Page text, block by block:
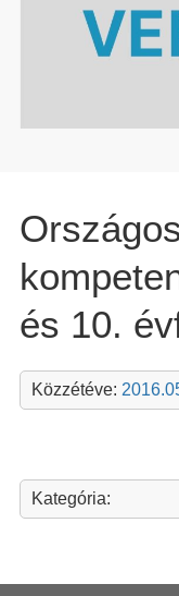
és 10.
Közzétéve:
Kategória: